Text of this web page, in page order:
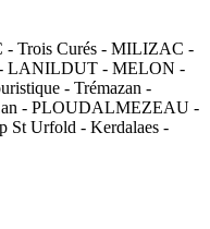
Trois Curés - MILIZAC -
LANILDUT - MELON -
- Trémazan -
- PLOUDALMEZEAU -
Urfold - Kerdalaes -